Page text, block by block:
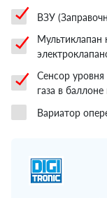
ВЗУ
Мультиклапан
Сенсор
газа в
Вариатор